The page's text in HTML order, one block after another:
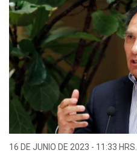
16 DE JUNIO DE 2023 - 11:33 HRS.